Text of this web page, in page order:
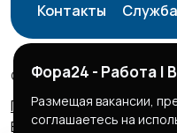
Контакты
© 2026 Фора24 |
Правила сервиса
Бизнес тарифы
Фора24 - Работа |
Размещая вакансии,
соглашаетесь на